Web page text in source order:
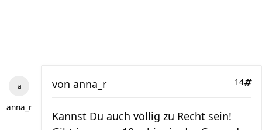
anna_r
14
von anna_r
Kannst Du auch völlig zu Recht sein!